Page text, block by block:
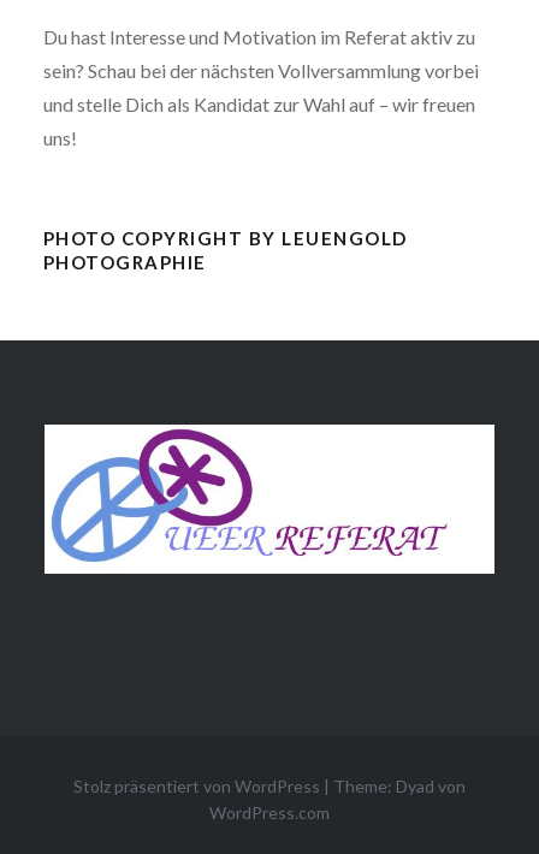
Du hast Interesse und Motivation im Referat aktiv zu
sein? Schau bei der nächsten Vollversammlung vorbei
und stelle Dich als Kandidat zur Wahl auf – wir freuen
uns!
PHOTO COPYRIGHT BY LEUENGOLD
PHOTOGRAPHIE
Stolz präsentiert von WordPress
Theme: Dyad von
WordPress.com